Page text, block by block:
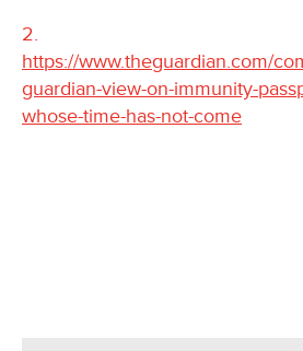
2.
https://www.theguardian.com/
guardian-view-on-immunity-
whose-time-has-not-come